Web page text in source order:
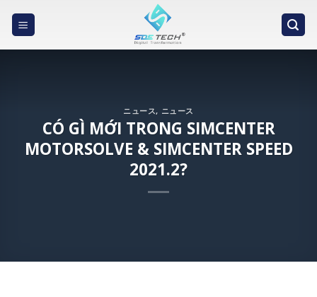
ニュース, ニュース
CÓ GÌ MỚI TRONG SIMCENTER
MOTORSOLVE & SIMCENTER SPEED
2021.2?